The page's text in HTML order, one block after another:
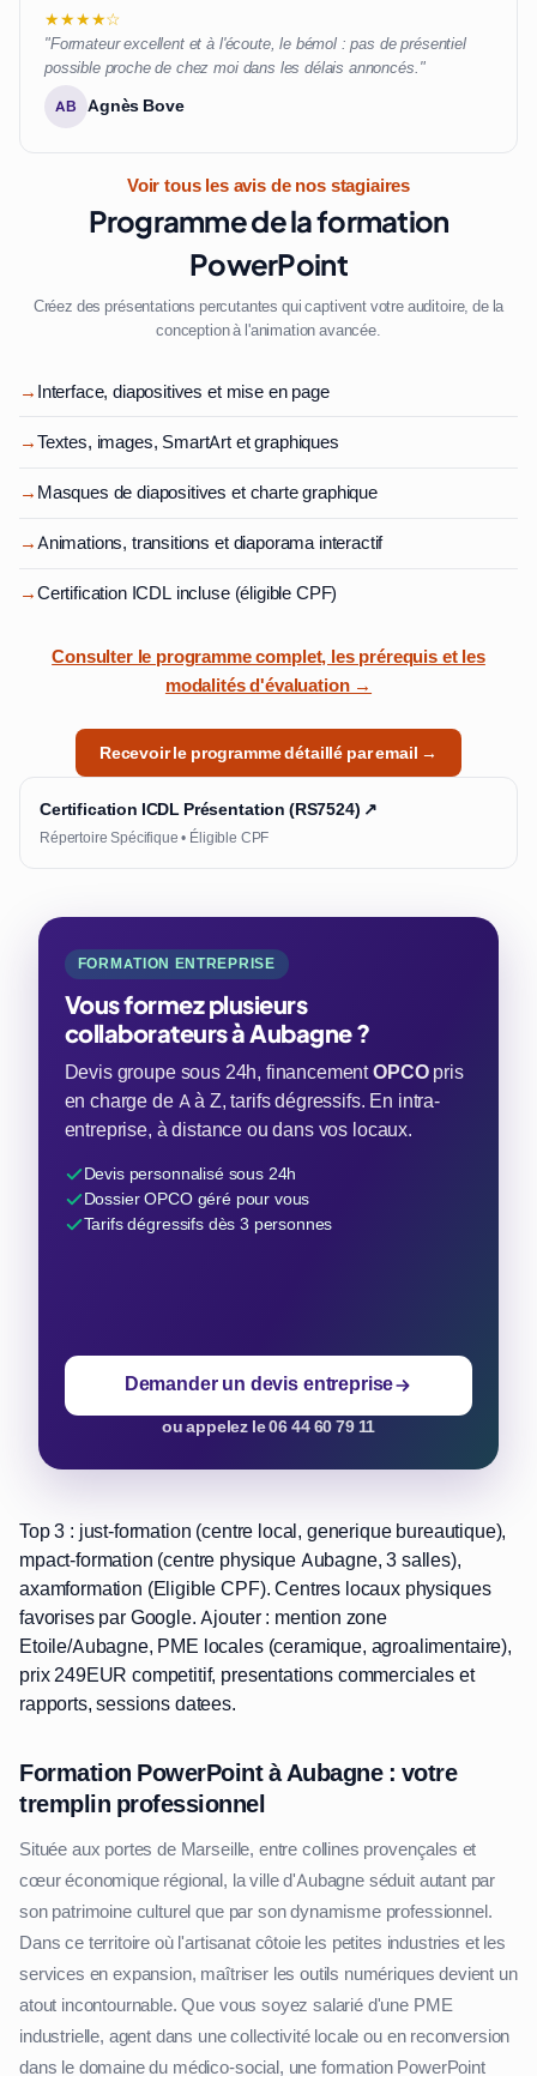
★★★★☆
"Formateur excellent et à l'écoute, le bémol : pas de présentiel
possible proche de chez moi dans les délais annoncés."
AB Agnès Bove
Voir tous les avis de nos stagiaires
Programme de la formation
PowerPoint
Créez des présentations percutantes qui captivent votre auditoire, de la
conception à l'animation avancée.
→ Interface, diapositives et mise en page
→Textes, images, SmartArt et graphiques
→ Masques de diapositives et charte graphique
→Animations, transitions et diaporama interactif
→Certification ICDL incluse (éligible CPF)
Consulter le programme complet, les prérequis et les
modalités d'évaluation →
Recevoir le programme détaillé par email →
Certification ICDL Présentation (RS7524) ↗
Répertoire Spécifique • Éligible CPF
FORMATION ENTREPRISE
Vous formez plusieurs
collaborateurs à Aubagne ?
Devis groupe sous 24h, financementOPCOpris
en charge de A à Z, tarifs dégressifs. En intra-
entreprise, à distance ou dans vos locaux.
Devis personnalisé sous 24h
Dossier OPCO géré pour vous
Tarifs dégressifs dès 3 personnes
Demander un devis entreprise
ou appelez le 06 44 60 79 11
Top 3 : just-formation (centre local, generique bureautique),
mpact-formation (centre physique Aubagne, 3 salles),
axamformation (Eligible CPF). Centres locaux physiques
favorises par Google. Ajouter : mention zone
Etoile/Aubagne, PME locales (ceramique, agroalimentaire),
prix 249EUR competitif, presentations commerciales et
rapports, sessions datees.
Formation PowerPoint à Aubagne : votre
tremplin professionnel
Située aux portes de Marseille, entre collines provençales et
cœur économique régional, la ville d'Aubagne séduit autant par
son patrimoine culturel que par son dynamisme professionnel.
Dans ce territoire où l'artisanat côtoie les petites industries et les
services en expansion, maîtriser les outils numériques devient un
atout incontournable. Que vous soyez salarié d'une PME
industrielle, agent dans une collectivité locale ou en reconversion
dans le domaine du médico-social, une formation PowerPoint